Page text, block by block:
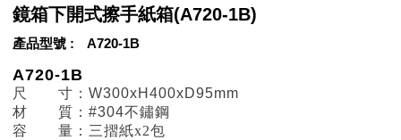
鏡箱下開式擦手紙箱(A720-1B)
產品型號 A720-1B
A720-1B
尺 寸：W300xH400xD95mm
材 質：#304不鏽鋼
容 量：三摺紙x2包